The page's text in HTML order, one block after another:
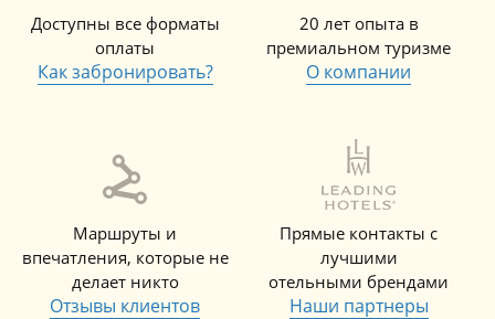
Доступны все форматы
оплаты
Как забронировать?
20 лет опыта в
премиальном туризме
О компании
Маршруты и
впечатления, которые не
делает никто
Отзывы клиентов
Прямые контакты с
лучшими
отельными брендами
Наши партнеры